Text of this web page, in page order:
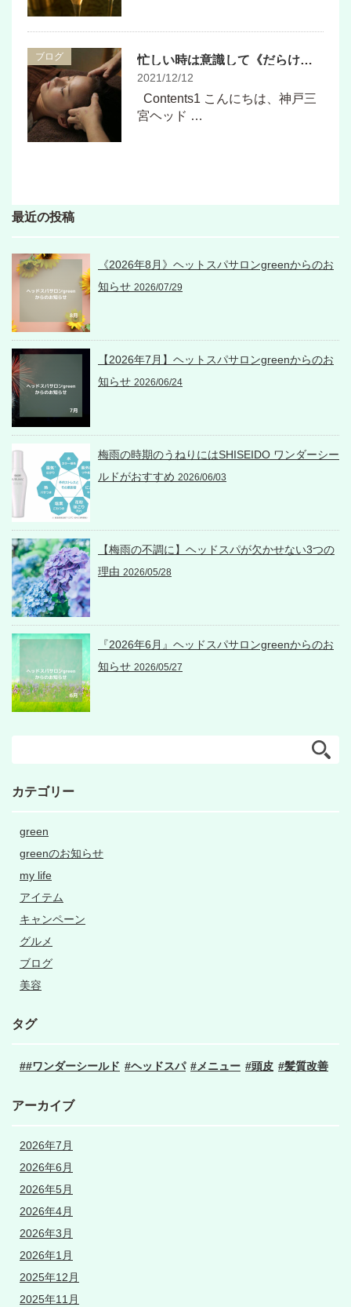
ブログ 忙しい時は意識して《だらける》ことも必要です
2021/12/12
Contents1 こんにちは、神戸三
宮ヘッド …
最近の投稿
《2026年8月》ヘットスパサロンgreenからのお
知らせ 2026/07/29
【2026年7月】ヘットスパサロンgreenからのお
知らせ 2026/06/24
梅雨の時期のうねりにはSHISEIDO ワンダーシー
ルドがおすすめ 2026/06/03
【梅雨の不調に】ヘッドスパが欠かせない3つの
理由 2026/05/28
『2026年6月』ヘッドスパサロンgreenからのお
知らせ 2026/05/27
カテゴリー
green
greenのお知らせ
my life
アイテム
キャンペーン
グルメ
ブログ
美容
タグ
#ワンダーシールド ヘッドスパ メニュー 頭皮 髪質改善
アーカイブ
2026年7月
2026年6月
2026年5月
2026年4月
2026年3月
2026年1月
2025年12月
2025年11月